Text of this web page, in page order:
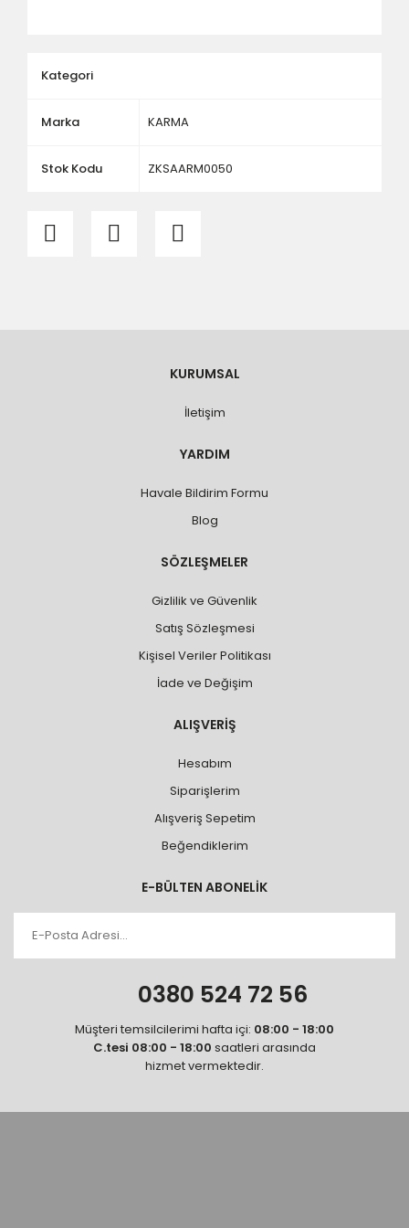
Kategori
Marka KARMA
Stok Kodu ZKSAARM0050
KURUMSAL
İletişim
YARDIM
Havale Bildirim Formu
Blog
SÖZLEŞMELER
Gizlilik ve Güvenlik
Satış Sözleşmesi
Kişisel Veriler Politikası
İade ve Değişim
ALIŞVERİŞ
Hesabım
Siparişlerim
Alışveriş Sepetim
Beğendiklerim
E-BÜLTEN ABONELİK
0380 524 72 56
Müşteri temsilcilerimi hafta içi: 08:00 - 18:00
C.tesi 08:00 - 18:00 saatleri arasında
hizmet vermektedir.